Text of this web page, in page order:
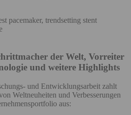
der Welt, Vorreiter
und weitere Highlights
und Entwicklungsarbeit zahlt
Weltneuheiten und Verbesserungen
aus: